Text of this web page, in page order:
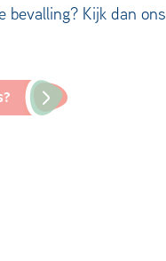
bevalling? Kijk dan ons